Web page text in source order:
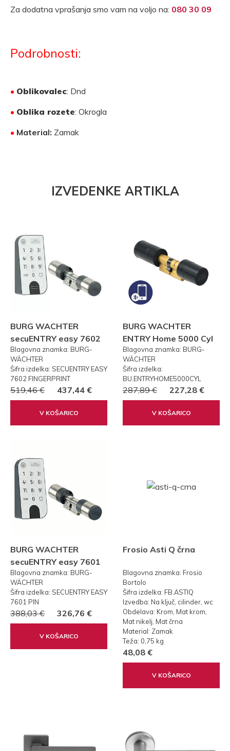
Za dodatna vprašanja smo vam na voljo na: 080 30 09
Podrobnosti:
• Oblikovalec: Dnd
• Oblika rozete: Okrogla
• Material: Zamak
IZVEDENKE ARTIKLA
BURG WACHTER
secuENTRY easy 7602
FP PRSTNI ODTIS
Blagovna znamka: BURG-
WÄCHTER
Šifra izdelka: SECUENTRY EASY
7602 FINGERPRINT
519,46 € 437,44 €
V KOŠARICO
BURG WACHTER
ENTRY Home 5000 Cyl
Blagovna znamka: BURG-
WÄCHTER
Šifra izdelka:
BU.ENTRYHOME5000CYL
287,89 € 227,28 €
V KOŠARICO
BURG WACHTER
secuENTRY easy 7601
PIN KODA
Blagovna znamka: BURG-
WÄCHTER
Šifra izdelka: SECUENTRY EASY
7601 PIN
388,03 € 326,76 €
V KOŠARICO
Frosio Asti Q črna
Blagovna znamka: Frosio
Bortolo
Šifra izdelka: FB.ASTIQ
Izvedba: Na ključ, cilinder, wc
Obdelava: Krom, Mat krom,
Mat nikelj, Mat črna
Material: Zamak
Teža: 0,75 kg
48,08 €
V KOŠARICO